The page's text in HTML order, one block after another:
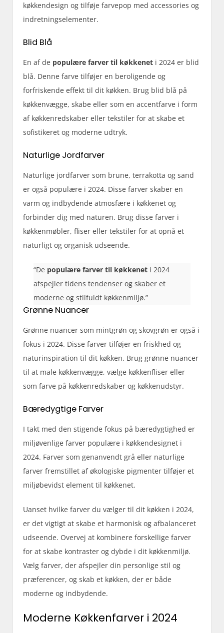
køkkendesign og tilføje farvepop med accessories og
indretningselementer.
Blid Blå
En af de populære farver til køkkenet i 2024 er blid
blå. Denne farve tilføjer en beroligende og
forfriskende effekt til dit køkken. Brug blid blå på
køkkenvægge, skabe eller som en accentfarve i form
af køkkenredskaber eller tekstiler for at skabe et
sofistikeret og moderne udtryk.
Naturlige Jordfarver
Naturlige jordfarver som brune, terrakotta og sand
er også populære i 2024. Disse farver skaber en
varm og indbydende atmosfære i køkkenet og
forbinder dig med naturen. Brug disse farver i
køkkenmøbler, fliser eller tekstiler for at opnå et
naturligt og organisk udseende.
“De populære farver til køkkenet i 2024
afspejler tidens tendenser og skaber et
moderne og stilfuldt køkkenmiljø.”
Grønne Nuancer
Grønne nuancer som mintgrøn og skovgrøn er også i
fokus i 2024. Disse farver tilføjer en friskhed og
naturinspiration til dit køkken. Brug grønne nuancer
til at male køkkenvægge, vælge køkkenfliser eller
som farve på køkkenredskaber og køkkenudstyr.
Bæredygtige Farver
I takt med den stigende fokus på bæredygtighed er
miljøvenlige farver populære i køkkendesignet i
2024. Farver som genanvendt grå eller naturlige
farver fremstillet af økologiske pigmenter tilføjer et
miljøbevidst element til køkkenet.
Uanset hvilke farver du vælger til dit køkken i 2024,
er det vigtigt at skabe et harmonisk og afbalanceret
udseende. Overvej at kombinere forskellige farver
for at skabe kontraster og dybde i dit køkkenmiljø.
Vælg farver, der afspejler din personlige stil og
præferencer, og skab et køkken, der er både
moderne og indbydende.
Moderne Køkkenfarver i 2024